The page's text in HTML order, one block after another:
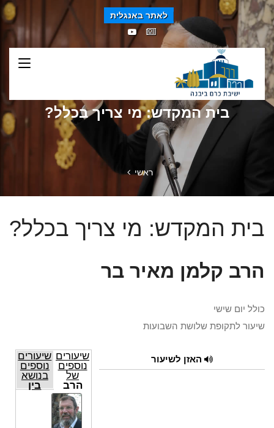
לאתר באנגלית
בית המקדש: מי צריך בכלל?
ראשי
בית המקדש: מי צריך בכלל?
הרב קלמן מאיר בר
כולל יום שישי
שיעור לתקופת שלושת השבועות
האזן לשיעור
שיעורים
נוספים
של
הרב
קלמן
מאיר
בר
שיעורים
נוספים
בנושא
בין
המצרים